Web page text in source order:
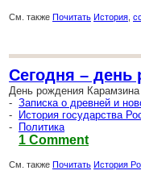
См. также Почитать История
Сегодня – день
День рождения
- Записка о древней и
-
История государства
-
Политика
1 Comment
См. также Почитать История